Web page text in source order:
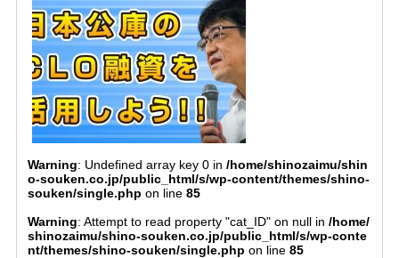
Warning: Undefined array key 0 in/home/shinozaimu/shin
o-souken.co.jp/public_html/s/wp-content/themes/shino-
souken/single.php on line85
Warning: Attempt to read property "cat_ID" on null in/home/
shinozaimu/shino-souken.co.jp/public_html/s/wp-conte
nt/themes/shino-souken/single.php on line85